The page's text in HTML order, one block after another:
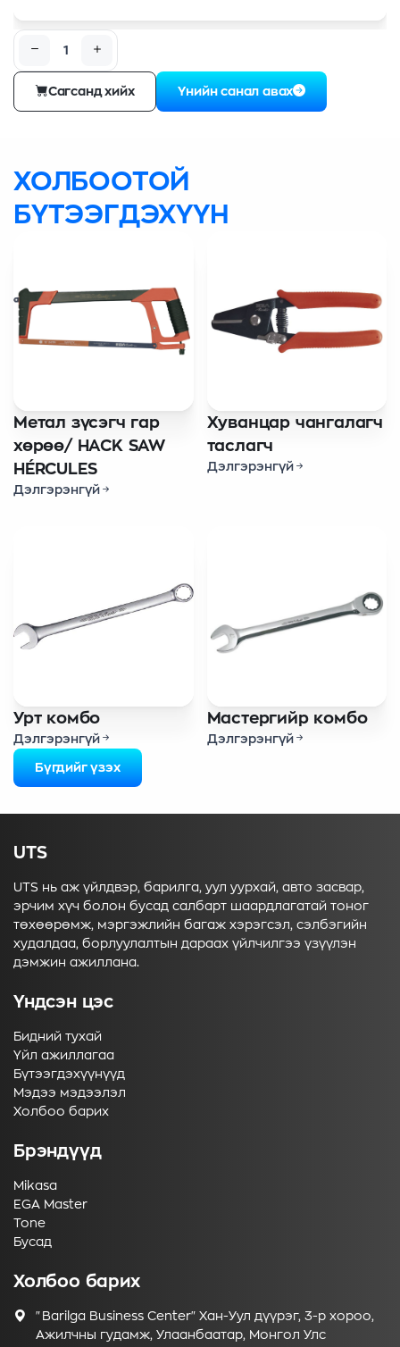
Сагсанд хийх Үнийн санал авах
ХОЛБООТОЙ
БҮТЭЭГДЭХҮҮН
Метал зүсэгч гар
хөрөө/ HACK SAW
HÉRCULES
Дэлгэрэнгүй
Хуванцар чангалагч
таслагч
Дэлгэрэнгүй
Урт комбо
Дэлгэрэнгүй
Мастергийр комбо
Дэлгэрэнгүй
Бүгдийг үзэх
UTS
UTS нь аж үйлдвэр, барилга, уул уурхай, авто засвар,
эрчим хүч болон бусад салбарт шаардлагатай тоног
төхөөрөмж, мэргэжлийн багаж хэрэгсэл, сэлбэгийн
худалдаа, борлуулалтын дараах үйлчилгээ үзүүлэн
дэмжин ажиллана.
Үндсэн цэс
Бидний тухай
Үйл ажиллагаа
Бүтээгдэхүүнүүд
Мэдээ мэдээлэл
Холбоо барих
Брэндүүд
Mikasa
EGA Master
Tone
Бусад
Холбоо барих
"Barilga Business Center" Хан-Уул дүүрэг, 3-р хороо,
Ажилчны гудамж, Улаанбаатар, Монгол Улс